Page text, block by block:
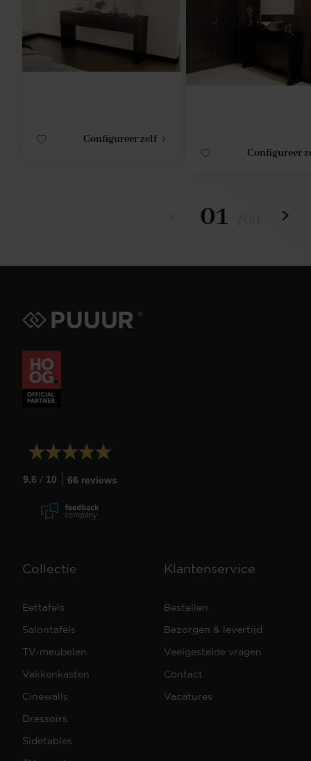
Configureer zelf
Configureer
01
9.6 / 10 66 reviews
Collectie
Eettafels
Salontafels
TV-meubelen
Vakkenkasten
Cinewalls
Dressoirs
Sidetables
Klantenservice
Bestellen
Bezorgen & levertijd
Veelgestelde vragen
Contact
Vacatures